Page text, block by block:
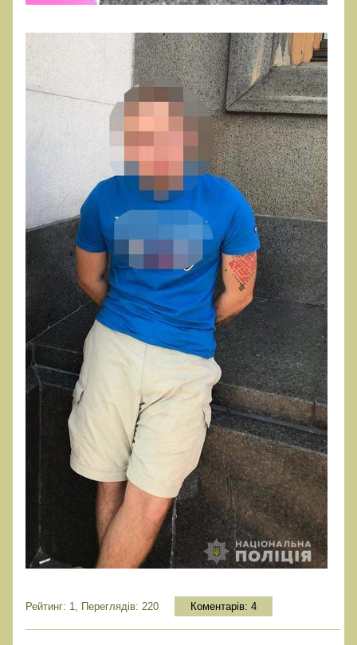
Рейтинг: 1, Переглядів: 220 Коментарів: 4